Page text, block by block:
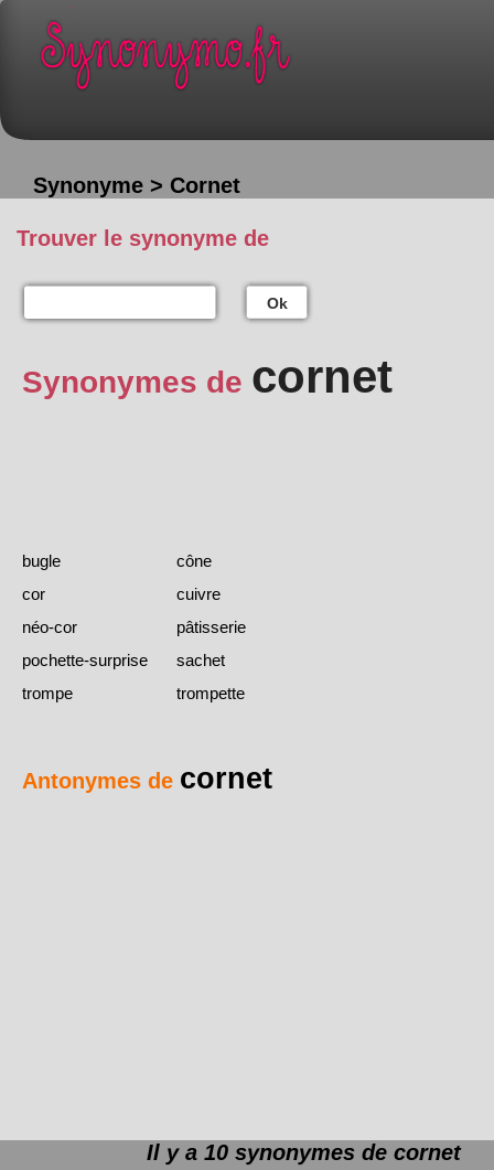
Synonyme > Cornet
Trouver le synonyme de
Ok
Synonymes de cornet
bugle
cône
cor
cuivre
néo-cor
pâtisserie
pochette-surprise
sachet
trompe
trompette
Antonymes de cornet
Il y a 10 synonymes de cornet